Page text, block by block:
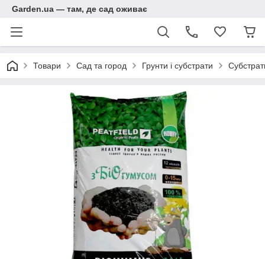
Garden.ua — там, де сад оживає
Товари Сад та город Грунти і субстрати